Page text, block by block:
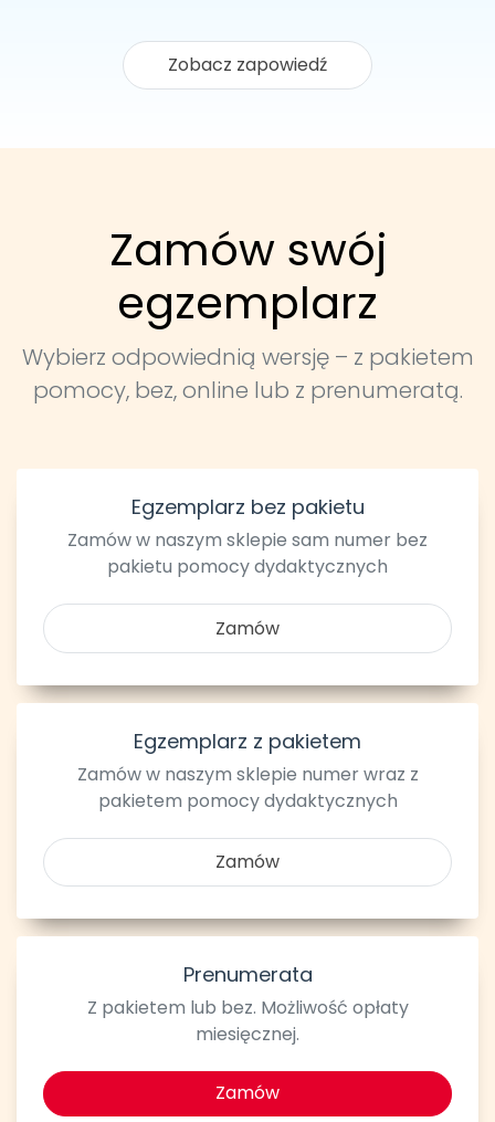
Zobacz zapowiedź
Zamów swój
egzemplarz
Wybierz odpowiednią wersję – z pakietem
pomocy, bez, online lub z prenumeratą.
Egzemplarz bez pakietu
Zamów w naszym sklepie sam numer bez
pakietu pomocy dydaktycznych
Zamów
Egzemplarz z pakietem
Zamów w naszym sklepie numer wraz z
pakietem pomocy dydaktycznych
Zamów
Prenumerata
Z pakietem lub bez. Możliwość opłaty
miesięcznej.
Zamów